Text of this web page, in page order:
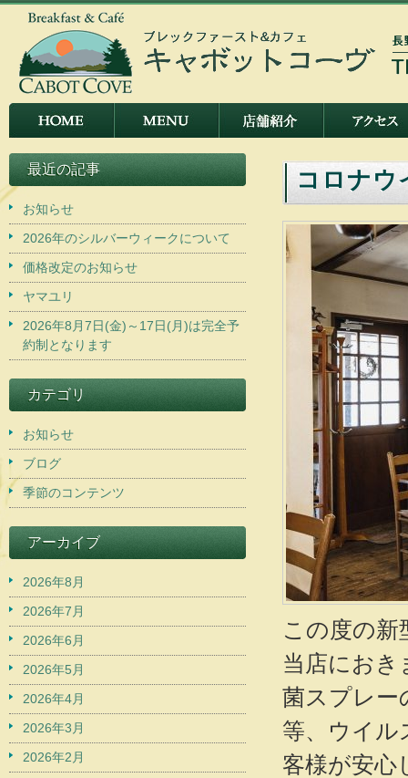
コロナ
この度の
当店におき
菌スプレー
等、ウイル
客様が安心
最近の記事
お知らせ
2026年のシルバーウィークについて
価格改定のお知らせ
ヤマユリ
2026年8月7日(金)～17日(月)は完全予
約制となります
カテゴリ
お知らせ
ブログ
季節のコンテンツ
アーカイブ
2026年8月
2026年7月
2026年6月
2026年5月
2026年4月
2026年3月
2026年2月